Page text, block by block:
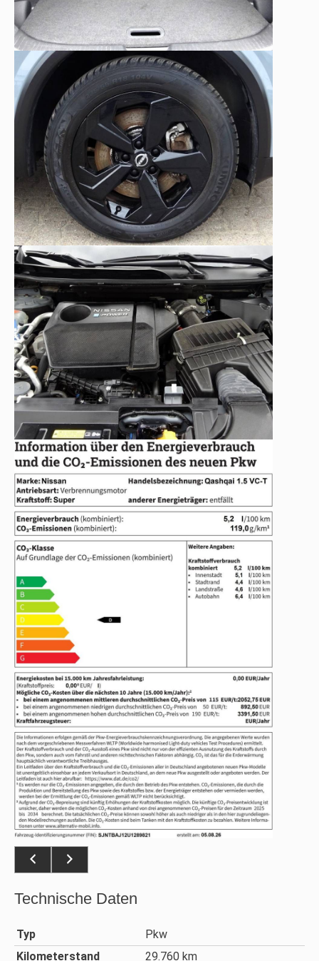
Technische Daten
Typ
Pkw
Kilometerstand
29.760 km